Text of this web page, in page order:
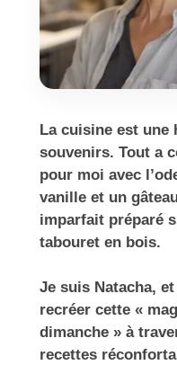
La cuisine est une
souvenirs. Tout a
pour moi avec
vanille et un
imparfait préparé
tabouret en bois.
Je suis Natacha,
recréer cette «
dimanche » à
recettes